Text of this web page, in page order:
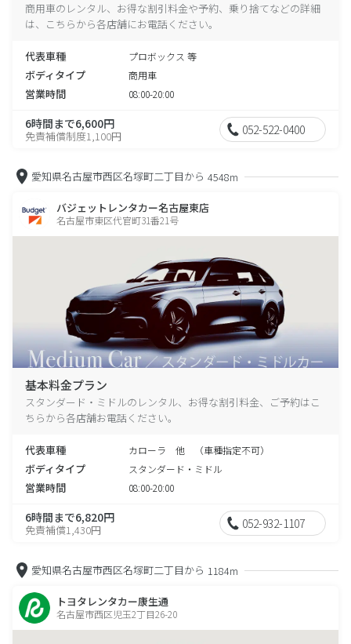
商用車のレンタル、お得な割引料金や予約、乗り捨てなどの詳細
は、こちらから各店舗にお電話ください。
代表車種 プロボックス 等
ボディタイプ 商用車
営業時間 08:00-20:00
6時間まで6,600円
免責補償制度1,100円 052-522-0400
愛知県名古屋市西区名塚町二丁目から 4548m
バジェットレンタカー名古屋東店
名古屋市東区代官町31番21号
基本料金プラン
スタンダード・ミドルのレンタル、お得な割引料金、ご予約はこ
ちらから各店舗お電話ください。
代表車種 カローラ 他 （車種指定不可）
ボディタイプ スタンダード・ミドル
営業時間 08:00-20:00
6時間まで6,820円
免責補償1,430円 052-932-1107
愛知県名古屋市西区名塚町二丁目から 1184m
トヨタレンタカー康生通
名古屋市西区児玉2丁目26-20